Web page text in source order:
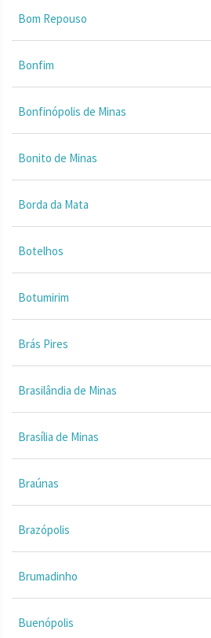
Bom Repouso
Bonfim
Bonfinópolis de Minas
Bonito de Minas
Borda da Mata
Botelhos
Botumirim
Brás Pires
Brasilândia de Minas
Brasília de Minas
Braúnas
Brazópolis
Brumadinho
Buenópolis